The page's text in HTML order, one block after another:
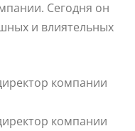
Сегодня он
и влиятельных
компании
компании